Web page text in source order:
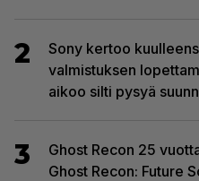
2
Sony kertoo
valmistuksen
aikoo silti pysyä
3
Ghost Recon 25
Ghost Recon: Future